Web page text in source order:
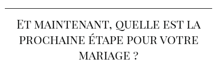
Et maintenant, quelle est la
prochaine étape pour votre
mariage ?